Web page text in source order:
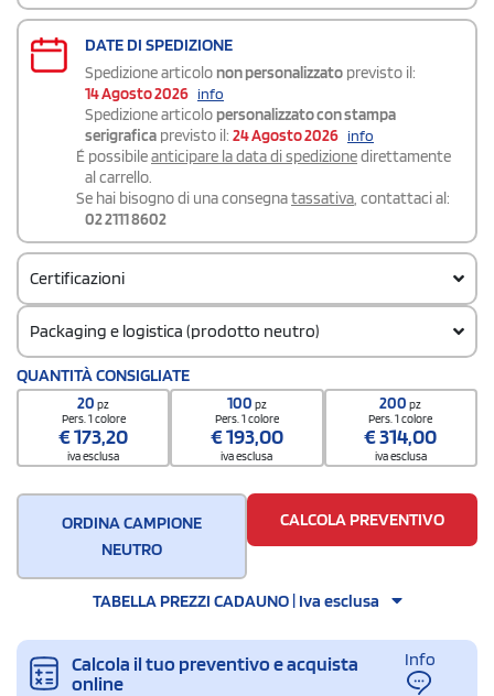
DATE DI SPEDIZIONE
Spedizione articolo non personalizzato previsto il:
14 Agosto 2026 info
Spedizione articolo personalizzato con stampa
serigrafica previsto il: 24 Agosto 2026 info
É possibileanticipare la data di spedizionedirettamente
al carrello.
Se hai bisogno di una consegnatassativa, contattaci al:
02 2111 8602
Certificazioni
Packaging e logistica (prodotto neutro)
Codice doganale
30065000
Quantità per confezione
Quantità per scatola
200
QUANTITÀ CONSIGLIATE
20pz
Pers. 1 colore
€173,20
iva esclusa
100 pz
Pers. 1 colore
€193,00
iva esclusa
200pz
Pers. 1 colore
€314,00
iva esclusa
ORDINA CAMPIONE
NEUTRO
CALCOLA PREVENTIVO
TABELLA PREZZI CADAUNO | Iva esclusa
Calcola il tuo preventivo e acquista
online
Info